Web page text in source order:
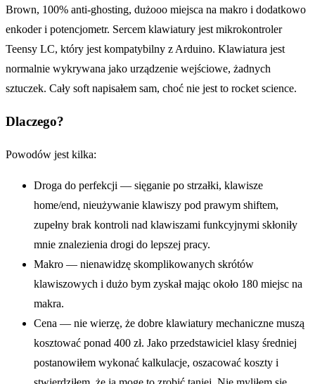
Brown, 100% anti-ghosting, dużooo miejsca na makro i dodatkowo
enkoder i potencjometr. Sercem klawiatury jest mikrokontroler
Teensy LC, który jest kompatybilny z Arduino. Klawiatura jest
normalnie wykrywana jako urządzenie wejściowe, żadnych
sztuczek. Cały soft napisałem sam, choć nie jest to rocket science.
Dlaczego?
Powodów jest kilka:
Droga do perfekcji — sięganie po strzałki, klawisze
home/end, nieużywanie klawiszy pod prawym shiftem,
zupełny brak kontroli nad klawiszami funkcyjnymi skłoniły
mnie znalezienia drogi do lepszej pracy.
Makro — nienawidzę skomplikowanych skrótów
klawiszowych i dużo bym zyskał mając około 180 miejsc na
makra.
Cena — nie wierzę, że dobre klawiatury mechaniczne muszą
kosztować ponad 400 zł. Jako przedstawiciel klasy średniej
postanowiłem wykonać kalkulacje, oszacować koszty i